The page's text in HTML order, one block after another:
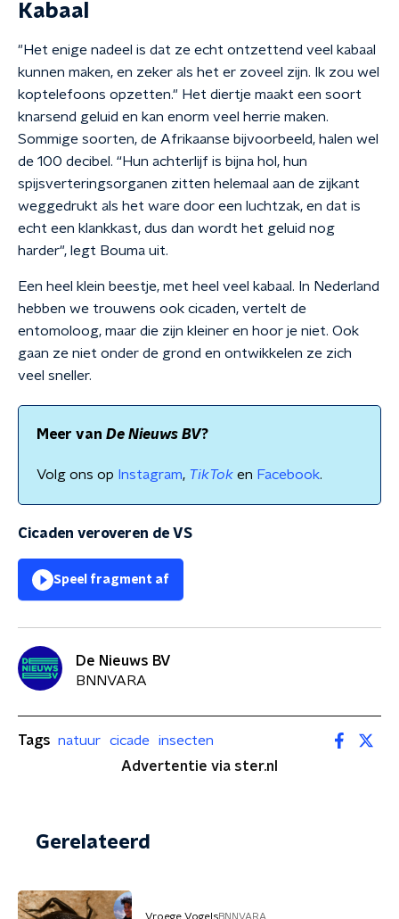
Kabaal
"Het enige nadeel is dat ze echt ontzettend veel kabaal
kunnen maken, en zeker als het er zoveel zijn. Ik zou wel
koptelefoons opzetten." Het diertje maakt een soort
knarsend geluid en kan enorm veel herrie maken.
Sommige soorten, de Afrikaanse bijvoorbeeld, halen wel
de 100 decibel. “Hun achterlijf is bijna hol, hun
spijsverteringsorganen zitten helemaal aan de zijkant
weggedrukt als het ware door een luchtzak, en dat is
echt een klankkast, dus dan wordt het geluid nog
harder", legt Bouma uit.
Een heel klein beestje, met heel veel kabaal. In Nederland
hebben we trouwens ook cicaden, vertelt de
entomoloog, maar die zijn kleiner en hoor je niet. Ook
gaan ze niet onder de grond en ontwikkelen ze zich
veel sneller.
Meer van De Nieuws BV?
Volg ons op Instagram, TikTok en Facebook.
Cicaden veroveren de VS
Speel fragment af
De Nieuws BV
BNNVARA
Tags natuur cicade
insecten
Advertentie via ster.nl
Gerelateerd
Vroege VogelsBNNVARA